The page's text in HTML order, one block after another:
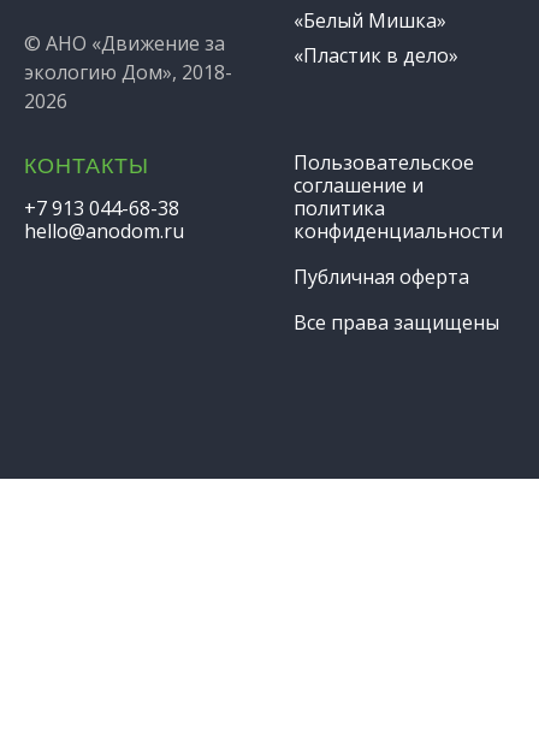
© АНО «Движение за
экологию Дом», 2018-
2026
«Белый Мишка»
«Пластик в дело»
КОНТАКТЫ
+7 913 044-68-38
hello@anodom.ru
Пользовательское
соглашение и
политика
конфиденциальности
Публичная оферта
Все права защищены